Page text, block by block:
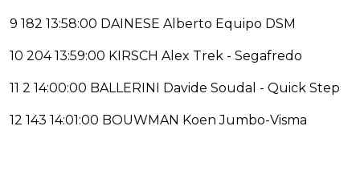
9 182 13:58:00 DAINESE Alberto Equipo DSM
10 204 13:59:00 KIRSCH Alex Trek - Segafredo
11 2 14:00:00 BALLERINI Davide Soudal - Quick Step
12 143 14:01:00 BOUWMAN Koen Jumbo-Visma